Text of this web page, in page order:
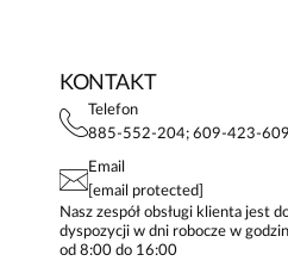
KONTAKT
Telefon
885-552-204; 609-423-609
Email
[email protected]
Nasz zespół obsługi klienta jest
dyspozycji w dni robocze w
od 8:00 do 16:00